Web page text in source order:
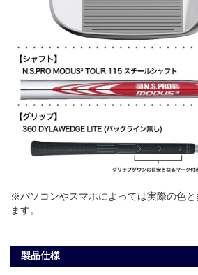
※パソコンやスマホによっては実際の色と
ます。
製品仕様